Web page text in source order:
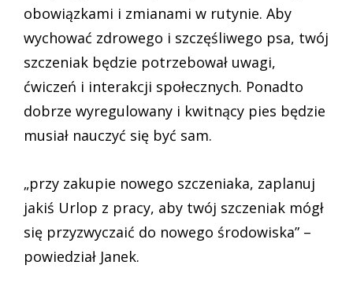
obowiązkami i zmianami w rutynie. Aby
wychować zdrowego i szczęśliwego psa, twój
szczeniak będzie potrzebował uwagi,
ćwiczeń i interakcji społecznych. Ponadto
dobrze wyregulowany i kwitnący pies będzie
musiał nauczyć się być sam.
„przy zakupie nowego szczeniaka, zaplanuj
jakiś Urlop z pracy, aby twój szczeniak mógł
się przyzwyczaić do nowego środowiska” –
powiedział Janek.